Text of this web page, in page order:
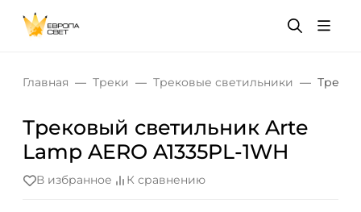
Главная Треки Трековые светильники
Трековый светильник Arte
Lamp AERO A1335PL-1WH
В избранное К сравнению